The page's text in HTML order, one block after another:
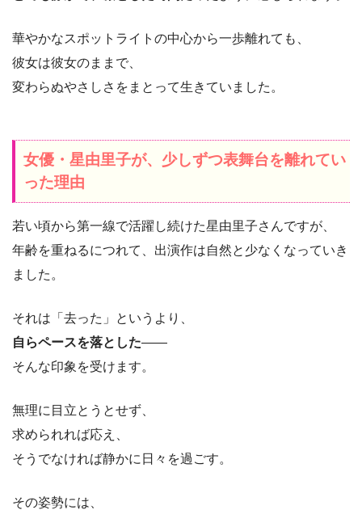
華やかなスポットライトの中心から一歩離れても、
彼女は彼女のままで、
変わらぬやさしさをまとって生きていました。
女優・星由里子が、少しずつ表舞台を離れてい
った理由
若い頃から第一線で活躍し続けた星由里子さんですが、
年齢を重ねるにつれて、出演作は自然と少なくなっていき
ました。
それは「去った」というより、
自らペースを落とした――
そんな印象を受けます。
無理に目立とうとせず、
求められれば応え、
そうでなければ静かに日々を過ごす。
その姿勢には、